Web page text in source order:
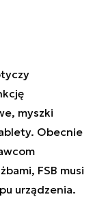
myszki
Obecnie
FSB musi
urządzenia.